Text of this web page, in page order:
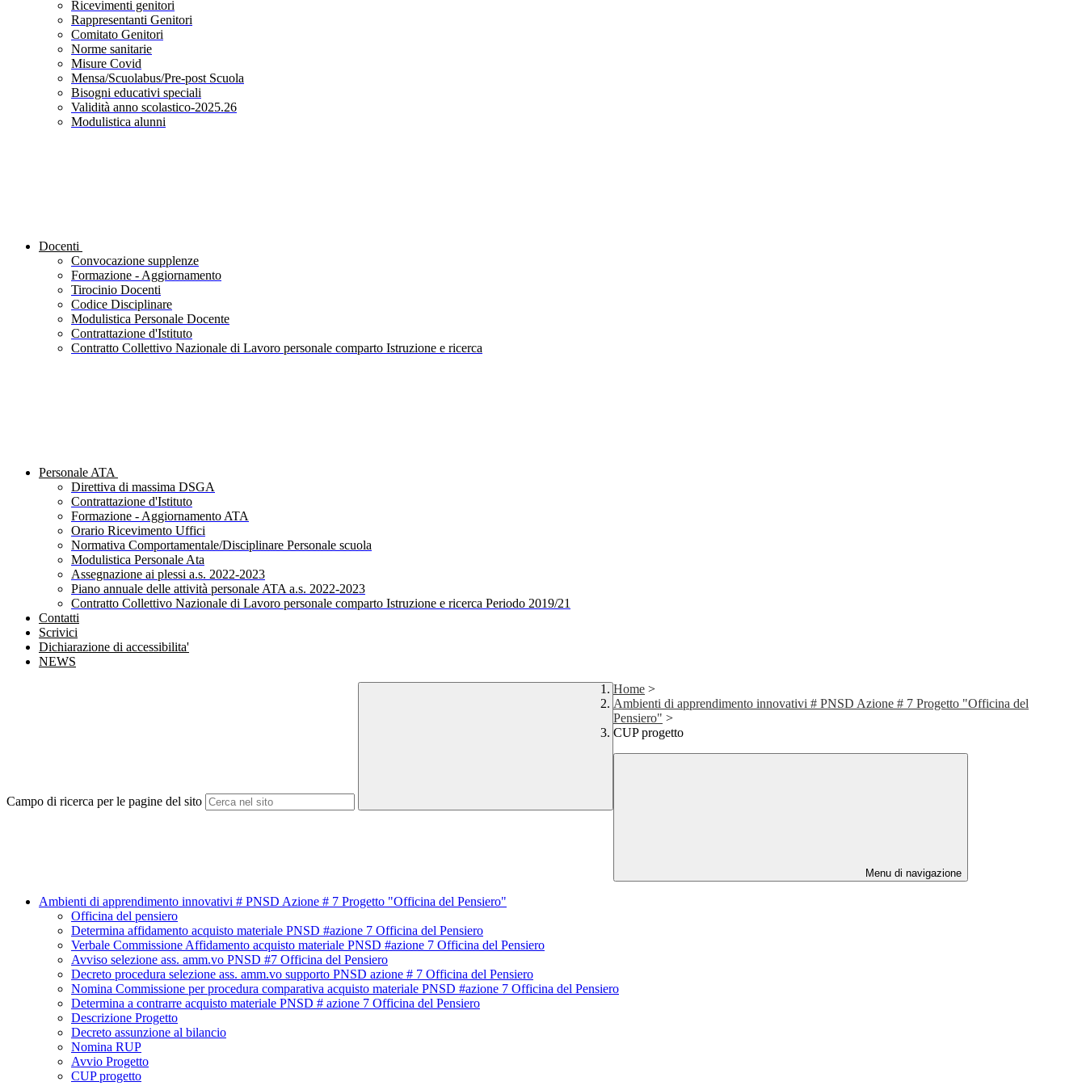
Ricevimenti genitori
Rappresentanti Genitori
Comitato Genitori
Norme sanitarie
Misure Covid
Mensa/Scuolabus/Pre-post Scuola
Bisogni educativi speciali
Validità anno scolastico-2025.26
Modulistica alunni
Docenti
Convocazione supplenze
Formazione - Aggiornamento
Tirocinio Docenti
Codice Disciplinare
Modulistica Personale Docente
Contrattazione d'Istituto
Contratto Collettivo Nazionale di Lavoro personale comparto Istruzione e ricerca
Personale ATA
Direttiva di massima DSGA
Contrattazione d'Istituto
Formazione - Aggiornamento ATA
Orario Ricevimento Uffici
Normativa Comportamentale/Disciplinare Personale scuola
Modulistica Personale Ata
Assegnazione ai plessi a.s. 2022-2023
Piano annuale delle attività personale ATA a.s. 2022-2023
Contratto Collettivo Nazionale di Lavoro personale comparto Istruzione e ricerca Periodo 2019/21
Contatti
Scrivici
Dichiarazione di accessibilita'
NEWS
Campo di ricerca per le pagine del sito
Home >
Ambienti di apprendimento innovativi # PNSD Azione # 7 Progetto "Officina del
Pensiero" >
CUP progetto
Menu di navigazione
Ambienti di apprendimento innovativi # PNSD Azione # 7 Progetto "Officina del Pensiero"
Officina del pensiero
Determina affidamento acquisto materiale PNSD #azione 7 Officina del Pensiero
Verbale Commissione Affidamento acquisto materiale PNSD #azione 7 Officina del Pensiero
Avviso selezione ass. amm.vo PNSD #7 Officina del Pensiero
Decreto procedura selezione ass. amm.vo supporto PNSD azione # 7 Officina del Pensiero
Nomina Commissione per procedura comparativa acquisto materiale PNSD #azione 7 Officina del Pensiero
Determina a contrarre acquisto materiale PNSD # azione 7 Officina del Pensiero
Descrizione Progetto
Decreto assunzione al bilancio
Nomina RUP
Avvio Progetto
CUP progetto